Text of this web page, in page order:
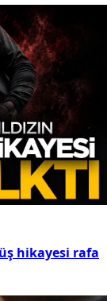
hikayesi rafa